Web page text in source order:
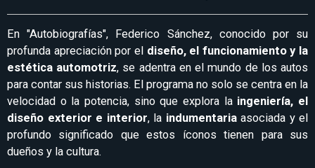
En "Autobiografías", Federico Sánchez, conocido por su
profunda apreciación por el diseño, el funcionamiento y la
estética automotriz, se adentra en el mundo de los autos
para contar sus historias. El programa no solo se centra en la
velocidad o la potencia, sino que explora la ingeniería, el
diseño exterior e interior, la indumentariaasociada y el
profundo significado que estos íconos tienen para sus
dueños y la cultura.